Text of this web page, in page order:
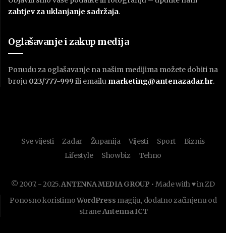
zahtjev za uklanjanje sadržaja.
Oglašavanje i zakup medija
Ponudu za oglašavanje na našim medijima možete dobiti na
broju 023/777-999 ili emailu marketing@antenazadar.hr.
Sve vijesti Zadar Županija Vijesti Sport
Biznis
Lifestyle
Showbiz Tehno
© 2007. - 2025.ANTENNA MEDIA GROUP • Made with ♥ in ZD
Ponosno koristimoWordPress magiju, dodatno začinjenu od
strane Antenna ICT